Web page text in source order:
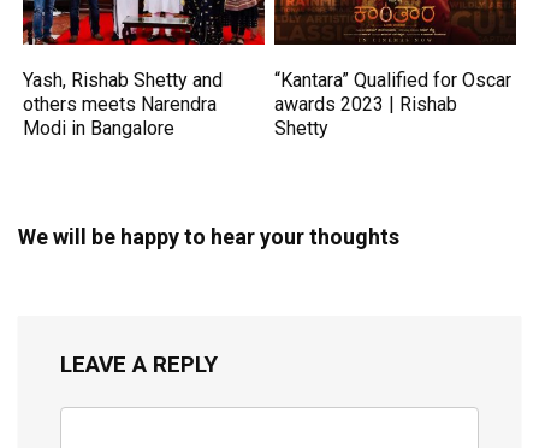
Yash, Rishab Shetty and
others meets Narendra
Modi in Bangalore
“Kantara” Qualified for Oscar
awards 2023 | Rishab
Shetty
We will be happy to hear your thoughts
LEAVE A REPLY